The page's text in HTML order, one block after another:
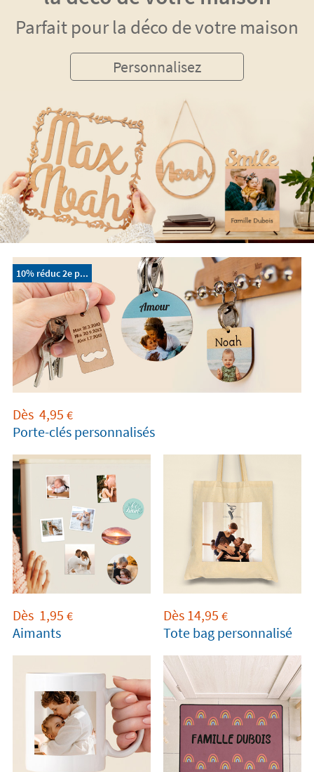
Parfait pour la déco de votre maison
Personnalisez
10% réduc 2e p...
Dès 4,95 €
Porte-clés personnalisés
Dès 1,95 €
Aimants
Dès 14,95 €
Tote bag personnalisé